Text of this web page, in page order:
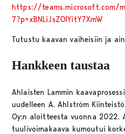
https://teams.microsoft.com/
7?p=xBNLiJsZOIYitY7XmW
Tutustu kaavan vaiheisiin ja
Hankkeen taustaa
Ahlaisten Lammin
uudelleen A. Ahlström
Oy:n aloitteesta vuonna 2022.
tuulivoimakaava kumoutui